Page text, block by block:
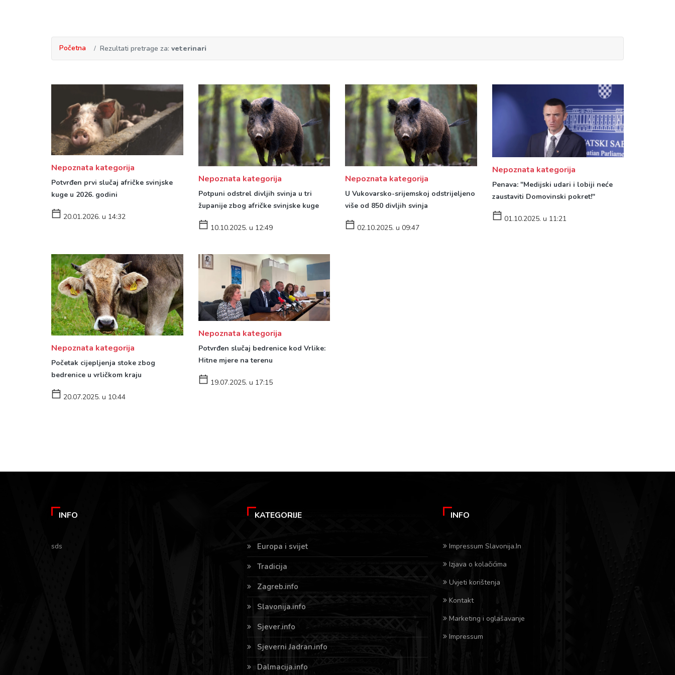
Početna Rezultati pretrage za: veterinari
Nepoznata kategorija
Potvrđen prvi slučaj afričke svinjske
kuge u 2026. godini
20.01.2026. u 14:32
Nepoznata kategorija
Potpuni odstrel divljih svinja u tri
županije zbog afričke svinjske kuge
10.10.2025. u 12:49
Nepoznata kategorija
U Vukovarsko-srijemskoj odstrijeljeno
više od 850 divljih svinja
02.10.2025. u 09:47
Nepoznata kategorija
Penava: "Medijski udari i lobiji neće
zaustaviti Domovinski pokret!"
01.10.2025. u 11:21
Nepoznata kategorija
Početak cijepljenja stoke zbog
bedrenice u vrličkom kraju
20.07.2025. u 10:44
Nepoznata kategorija
Potvrđen slučaj bedrenice kod Vrlike:
Hitne mjere na terenu
19.07.2025. u 17:15
INFO
sds
KATEGORIJE
Europa i svijet
Tradicija
Zagreb.info
Slavonija.info
Sjever.info
Sjeverni Jadran.info
Dalmacija.info
INFO
Impressum Slavonija.In
Izjava o kolačićima
Uvjeti korištenja
Kontakt
Marketing i oglašavanje
Impressum